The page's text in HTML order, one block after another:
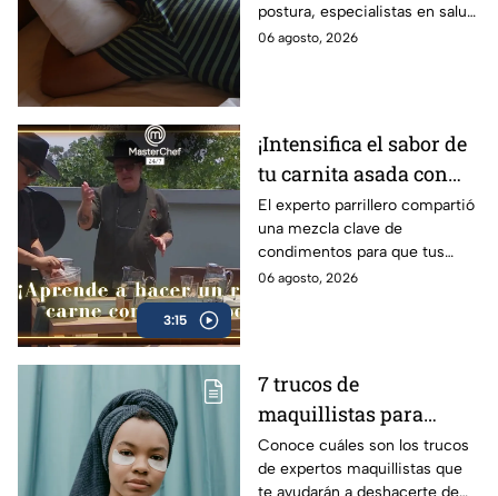
postura, especialistas en salud
advierten que dormir boca
las recomendaciones para
descansar mejor.
06 agosto, 2026
3:15
¡Intensifica el sabor de
tu carnita asada con
esta receta de rub
clásico del Chef Luis
Rivas! (VIDEO)
El experto parrillero compartió
una mezcla clave de
condimentos para que tus
cortes tengan una costra de
06 agosto, 2026
7 trucos de
maquillistas para
desinflamar las bolsas
de los ojos en menos de
Conoce cuáles son los trucos
de expertos maquillistas que
te ayudarán a deshacerte de